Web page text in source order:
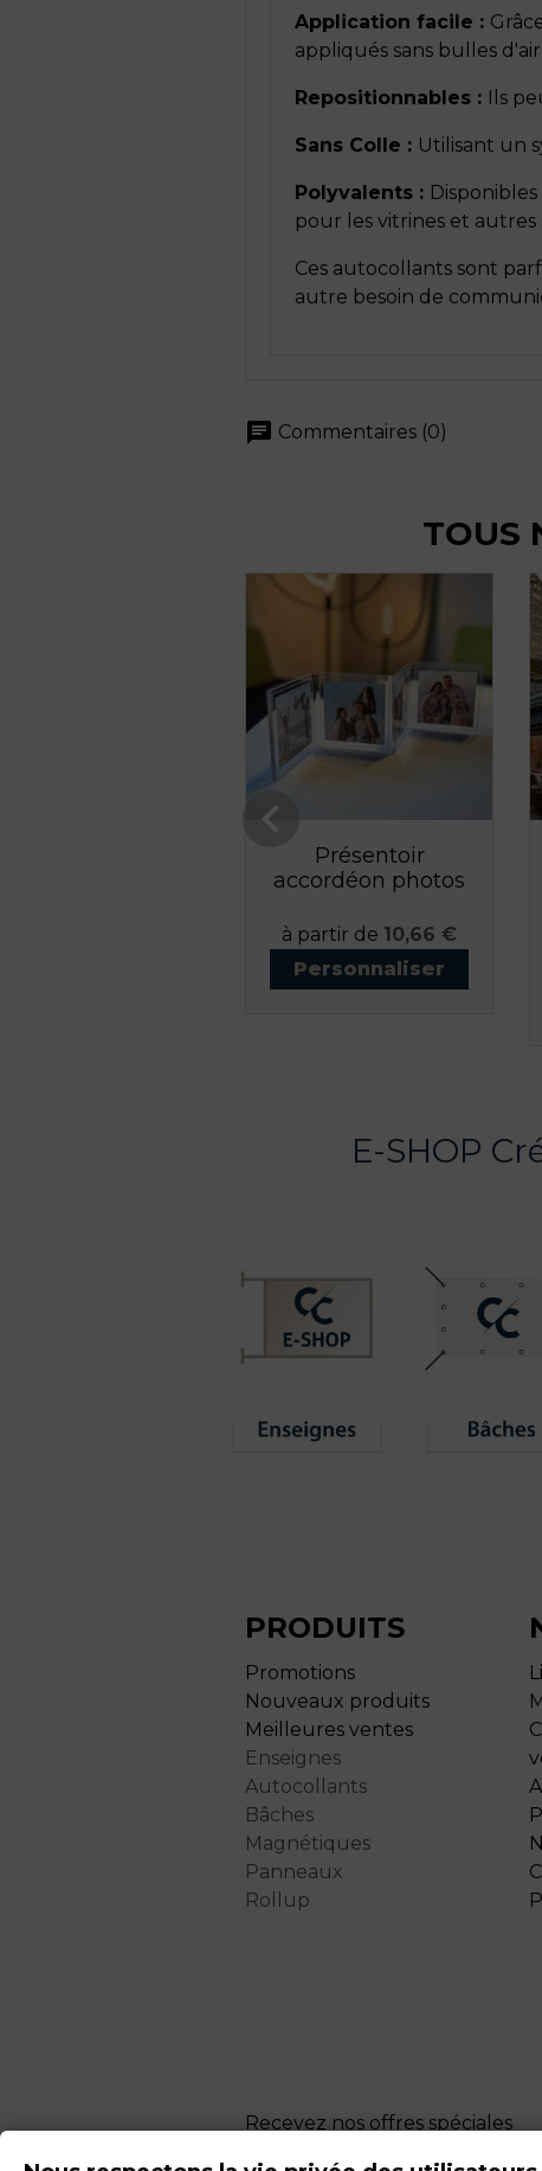
Application facile :
appliqués sans bulles
Repositionnables : Ils
Sans Colle : Utilisant un
Polyvalents :
pour les vitrines et autres
Ces autocollants sont
autre besoin de
chat Commentaires (0)
TOUS

Présentoir
accordéon photos
à partir de Prix
10,66 €
Personnaliser
E-SHOP
PRODUITS
Promotions
Nouveaux produits
Meilleures ventes
Enseignes
Autocollants
Bâches
Magnétiques
Panneaux
Rollup
Recevez nos offres spéciales